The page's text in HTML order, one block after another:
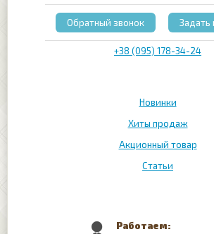
Новинки
Хиты продаж
Акционный товар
Статьи
+38 (095) 178-34-24
Обратный звонок Задать
Работаем: